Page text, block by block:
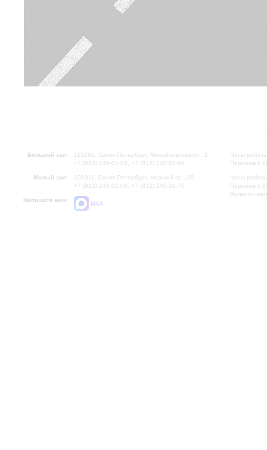
Большой зал:
191186, Санкт-Петербург, Михайловская ул., 2
+7 (812) 240-01-00, +7 (812) 240-01-80
Малый зал:
191011, Санкт-Петербург, Невский пр., 30
+7 (812) 240-01-00, +7 (812) 240-01-70
Напишите нам:
MAX
Часы
Перерыв с
Часы
Перерыв с
Вопросы